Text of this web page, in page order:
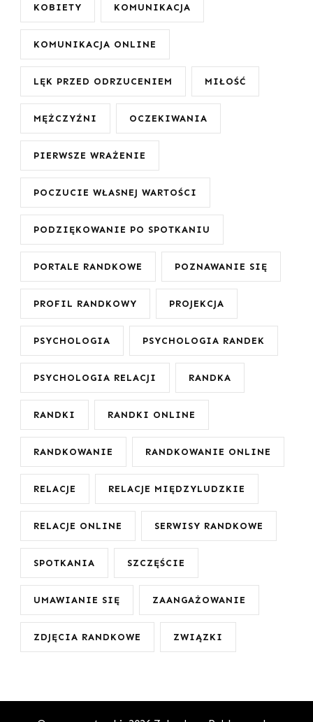
KOBIETY KOMUNIKACJA
KOMUNIKACJA ONLINE
LĘK PRZED ODRZUCENIEM MIŁOŚĆ
MĘŻCZYŹNI OCZEKIWANIA
PIERWSZE WRAŻENIE
POCZUCIE WŁASNEJ WARTOŚCI
PODZIĘKOWANIE PO SPOTKANIU
PORTALE RANDKOWE POZNAWANIE SIĘ
PROFIL RANDKOWY PROJEKCJA
PSYCHOLOGIA PSYCHOLOGIA RANDEK
PSYCHOLOGIA RELACJI RANDKA
RANDKI RANDKI ONLINE
RANDKOWANIE RANDKOWANIE ONLINE
RELACJE RELACJE MIĘDZYLUDZKIE
RELACJE ONLINE SERWISY RANDKOWE
SPOTKANIA SZCZĘŚCIE
UMAWIANIE SIĘ ZAANGAŻOWANIE
ZDJĘCIA RANDKOWE ZWIĄZKI